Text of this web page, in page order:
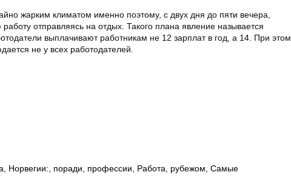
жарким климатом именно поэтому, с двух дня до пяти вечера,
отправляясь на отдых. Такого плана явление называется
выплачивают работникам не 12 зарплат в год, а 14. При этом
не у всех работодателей.
Норвегии: поради профессии Работа рубежом Самые